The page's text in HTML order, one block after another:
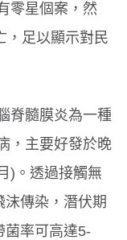
零星個案，然
，足以顯示對民
脊髓膜炎為一種
，主要好發於晚
)。透過接觸無
傳染，潛伏期
菌率可高達5-